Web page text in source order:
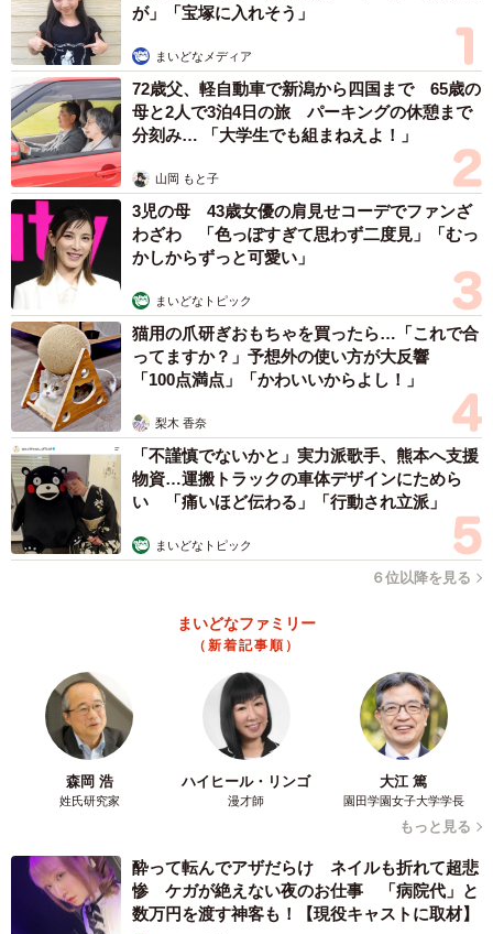
「今では、ハーネスやリードをつけて散歩に行けるように
なり、お座りやお手もできるようになっています。トイレ
も練習を続けて6割くらい成功できるようになりました」
にっこり笑顔がキュートなみつ子ちゃん（画像提供：今日のぶんたとみ
つ子さん）
また、コミュニケーションの面においても、大きな変化が
ありました。
が」「宝塚に入れそう」
まいどなメディア
72歳父、軽自動車で新潟から四国まで 65歳の
母と2人で3泊4日の旅 パーキングの休憩まで
分刻み… 「大学生でも組まねえよ！」
山岡 もと子
3児の母 43歳女優の肩見せコーデでファンざ
わざわ 「色っぽすぎて思わず二度見」「むっ
かしからずっと可愛い」
まいどなトピック
猫用の爪研ぎおもちゃを買ったら…「これで合
ってますか？」予想外の使い方が大反響
「100点満点」「かわいいからよし！」
梨木 香奈
「不謹慎でないかと」実力派歌手、熊本へ支援
物資…運搬トラックの車体デザインにためら
い 「痛いほど伝わる」「行動され立派」
まいどなトピック
６位以降を見る
まいどなファミリー
（新着記事順）
森岡 浩
姓氏研究家
ハイヒール・リンゴ
漫才師
大江 篤
園田学園女子大学学長
もっと見る
酔って転んでアザだらけ ネイルも折れて超悲
惨 ケガが絶えない夜のお仕事 「病院代」と
数万円を渡す神客も！【現役キャストに取材】